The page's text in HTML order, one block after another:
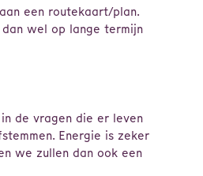
een routekaart/plan.
wel op lange termijn
de vragen die er leven
Energie is zeker
we zullen dan ook een